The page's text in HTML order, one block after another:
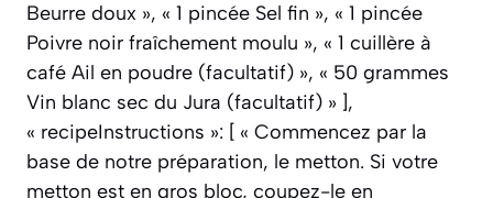
Beurre doux », « 1 pincée Sel fin », « 1 pincée
Poivre noir fraîchement moulu », « 1 cuillère à
café Ail en poudre (facultatif) », « 50 grammes
Vin blanc sec du Jura (facultatif) » ],
« recipeInstructions »: [ « Commencez par la
base de notre préparation, le metton. Si votre
metton est en gros bloc, coupez-le en